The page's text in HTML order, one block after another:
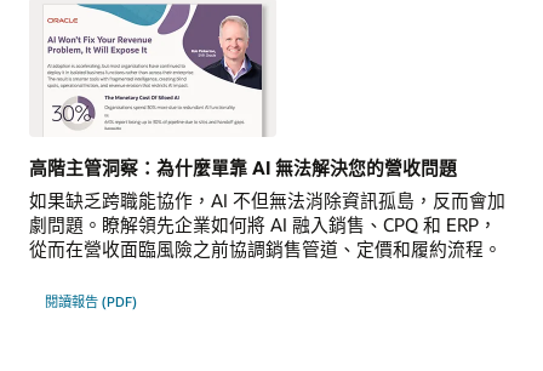
高階主管洞察：為什麼單靠 AI 無法解決您的營收問題
如果缺乏跨職能協作，AI 不但無法消除資訊孤島，反而會加
劇問題。瞭解領先企業如何將 AI 融入銷售、CPQ 和 ERP，
從而在營收面臨風險之前協調銷售管道、定價和履約流程。
閱讀報告 (PDF)